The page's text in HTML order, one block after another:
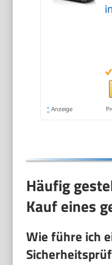
* Anzeige
Häufig
Kauf eines
Wie führe ich